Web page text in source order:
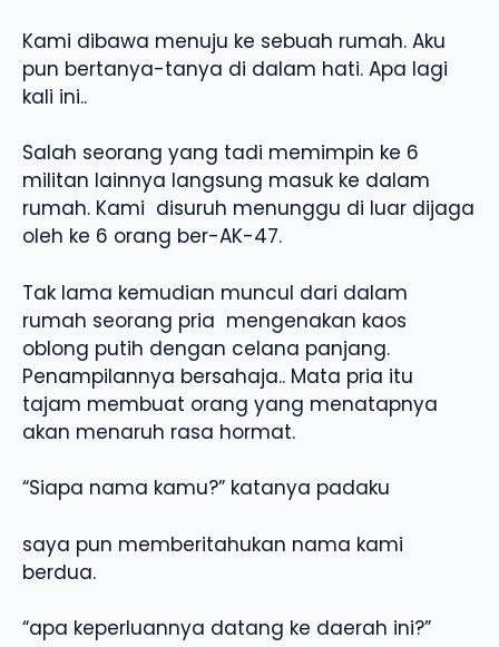
Kami dibawa menuju ke sebuah rumah. Aku
pun bertanya-tanya di dalam hati. Apa lagi
kali ini..
Salah seorang yang tadi memimpin ke 6
militan lainnya langsung masuk ke dalam
rumah. Kami disuruh menunggu di luar dijaga
oleh ke 6 orang ber-AK-47.
Tak lama kemudian muncul dari dalam
rumah seorang pria mengenakan kaos
oblong putih dengan celana panjang.
Penampilannya bersahaja.. Mata pria itu
tajam membuat orang yang menatapnya
akan menaruh rasa hormat.
“Siapa nama kamu?” katanya padaku
saya pun memberitahukan nama kami
berdua.
“apa keperluannya datang ke daerah ini?”